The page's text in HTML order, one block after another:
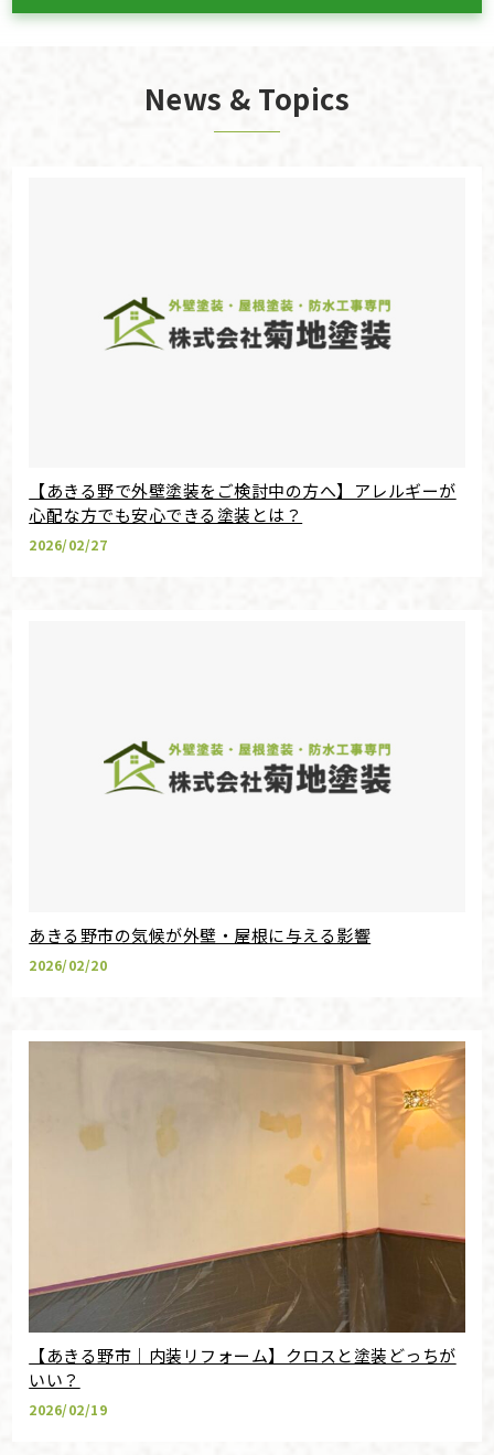
News & Topics
【あきる野で外壁塗装をご検討中の方へ】アレルギーが
心配な方でも安心できる塗装とは？
2026/02/27
あきる野市の気候が外壁・屋根に与える影響
2026/02/20
【あきる野市｜内装リフォーム】クロスと塗装どっちが
いい？
2026/02/19